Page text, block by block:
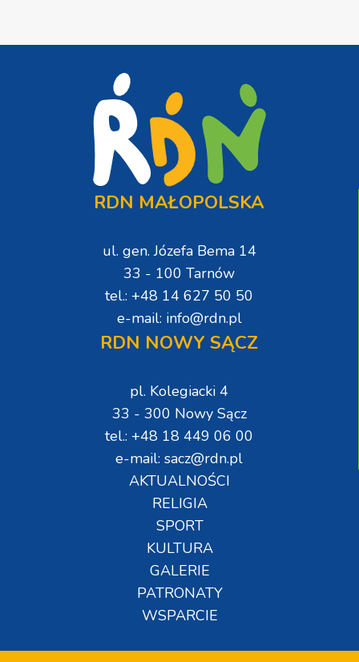
RDN MAŁOPOLSKA
ul. gen. Józefa Bema 14
33 - 100 Tarnów
tel.: +48 14 627 50 50
e-mail: info@rdn.pl
RDN NOWY SĄCZ
pl. Kolegiacki 4
33 - 300 Nowy Sącz
tel.: +48 18 449 06 00
e-mail: sacz@rdn.pl
AKTUALNOŚCI
RELIGIA
SPORT
KULTURA
GALERIE
PATRONATY
WSPARCIE